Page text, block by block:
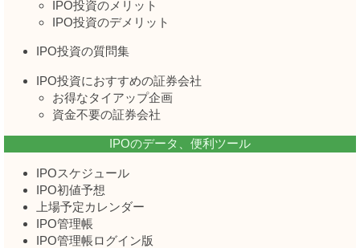
IPO投資のメリット
IPO投資のデメリット
IPO投資の質問集
IPO投資におすすめの証券会社
お得なタイアップ企画
資金不要の証券会社
IPOのデータ、便利ツール
IPOスケジュール
IPO初値予想
上場予定カレンダー
IPO管理帳
IPO管理帳ログイン版